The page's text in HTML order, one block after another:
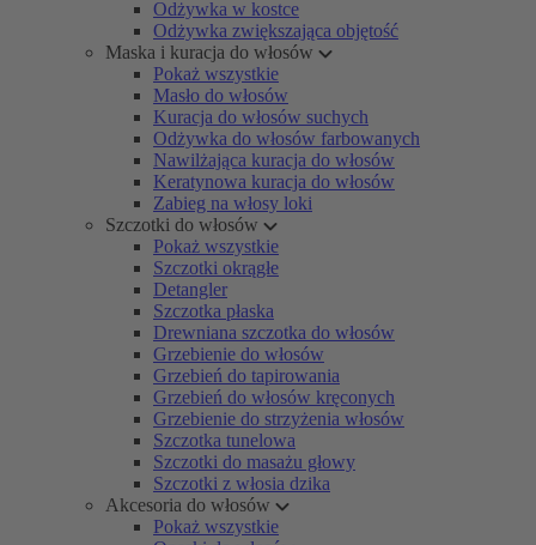
Odżywka w kostce
Odżywka zwiększająca objętość
Maska i kuracja do włosów
Pokaż wszystkie
Masło do włosów
Kuracja do włosów suchych
Odżywka do włosów farbowanych
Nawilżająca kuracja do włosów
Keratynowa kuracja do włosów
Zabieg na włosy loki
Szczotki do włosów
Pokaż wszystkie
Szczotki okrągłe
Detangler
Szczotka płaska
Drewniana szczotka do włosów
Grzebienie do włosów
Grzebień do tapirowania
Grzebień do włosów kręconych
Grzebienie do strzyżenia włosów
Szczotka tunelowa
Szczotki do masażu głowy
Szczotki z włosia dzika
Akcesoria do włosów
Pokaż wszystkie